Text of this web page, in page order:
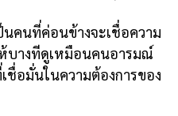
คนที่ค่อนข้างจะเชื่อความ
ห้บางทีดูเหมือนคนอารมณ์
ชื่อมั่นในความต้องการของ